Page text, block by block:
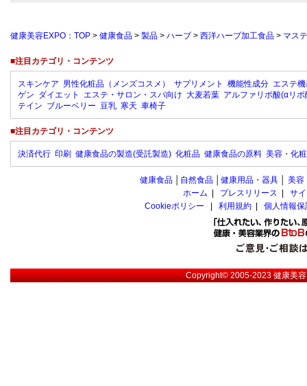
健康美容EXPO：TOP > 健康食品 > 製品 > ハーブ > 西洋ハーブ加工食品 > マス
■注目カテゴリ・コンテンツ
スキンケア 男性化粧品（メンズコスメ） サプリメント 機能性成分 エステ
ゲン ダイエット エステ・サロン・スパ向け 大麦若葉 アルファリポ酸(αリポ
テイン ブルーベリー 豆乳 寒天 車椅子
■注目カテゴリ・コンテンツ
決済代行 印刷 健康食品の製造(受託製造) 化粧品 健康食品の原料 美容・化
健康食品 自然食品 健康用品・器具 美容
ホーム
プレスリリース
サ
Cookieポリシー
利用規約 個人情報
Copyright© 2005-2023健康美